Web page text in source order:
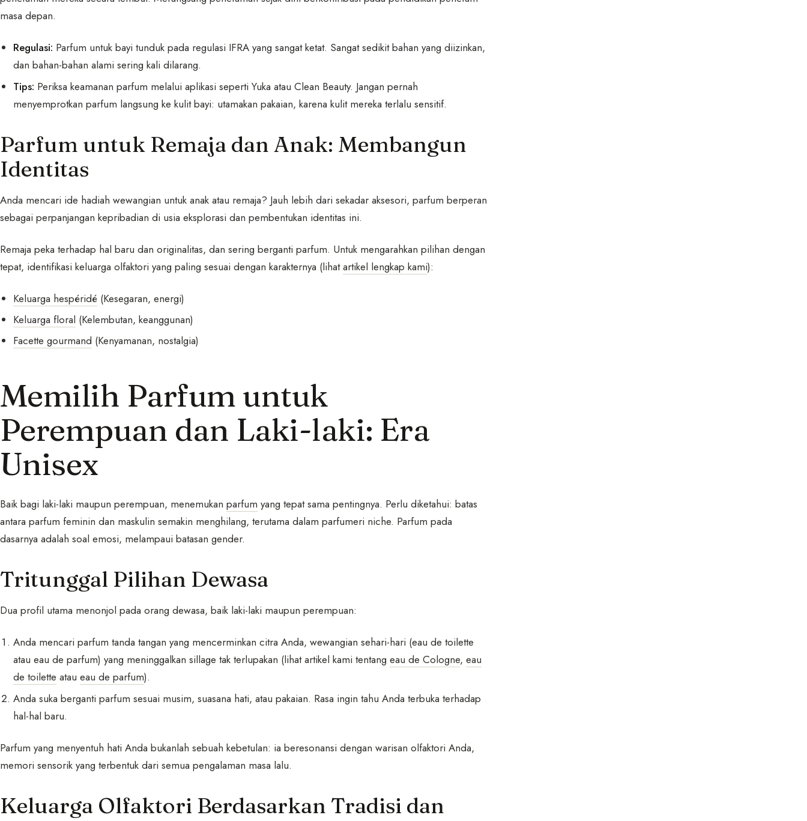
masa depan.
Regulasi: Parfum untuk bayi tunduk pada regulasi IFRA yang sangat ketat. Sangat sedikit bahan yang diizinkan,
dan bahan-bahan alami sering kali dilarang.
Tips: Periksa keamanan parfum melalui aplikasi seperti Yuka atau Clean Beauty. Jangan pernah
menyemprotkan parfum langsung ke kulit bayi: utamakan pakaian, karena kulit mereka terlalu sensitif.
Parfum untuk Remaja dan Anak: Membangun
Identitas
Anda mencari ide hadiah wewangian untuk anak atau remaja? Jauh lebih dari sekadar aksesori, parfum berperan
sebagai perpanjangan kepribadian di usia eksplorasi dan pembentukan identitas ini.
Remaja peka terhadap hal baru dan originalitas, dan sering berganti parfum. Untuk mengarahkan pilihan dengan
tepat, identifikasi keluarga olfaktori yang paling sesuai dengan karakternya (lihatartikel lengkap kami):
Keluarga hespéridé (Kesegaran, energi)
Keluarga floral (Kelembutan, keanggunan)
Facette gourmand (Kenyamanan, nostalgia)
Memilih Parfum untuk
Perempuan dan Laki-laki: Era
Unisex
Baik bagi laki-laki maupun perempuan, menemukan parfum yang tepat sama pentingnya. Perlu diketahui: batas
antara parfum feminin dan maskulin semakin menghilang, terutama dalam parfumeri niche. Parfum pada
dasarnya adalah soal emosi, melampaui batasan gender.
Tritunggal Pilihan Dewasa
Dua profil utama menonjol pada orang dewasa, baik laki-laki maupun perempuan:
Anda mencari parfum tanda tangan yang mencerminkan citra Anda, wewangian sehari-hari (eau de toilette
atau eau de parfum) yang meninggalkan sillage tak terlupakan (lihat artikel kami tentangeau de Cologne,eau
de toilette ataueau de parfum).
Anda suka berganti parfum sesuai musim, suasana hati, atau pakaian. Rasa ingin tahu Anda terbuka terhadap
hal-hal baru.
Parfum yang menyentuh hati Anda bukanlah sebuah kebetulan: ia beresonansi dengan warisan olfaktori Anda,
memori sensorik yang terbentuk dari semua pengalaman masa lalu.
Keluarga Olfaktori Berdasarkan Tradisi dan